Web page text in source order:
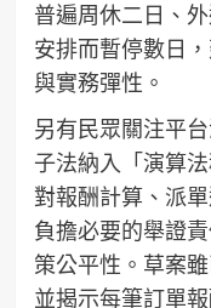
普遍周休二日、
安排而暫停數日
與實務彈性。
另有民眾關注平
子法納入「演算
對報酬計算、派
負擔必要的舉證
策公平性。草案
並揭示每筆訂單